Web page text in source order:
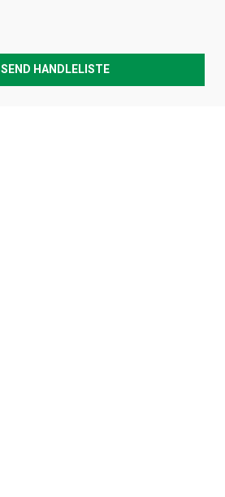
SEND HANDLELISTE